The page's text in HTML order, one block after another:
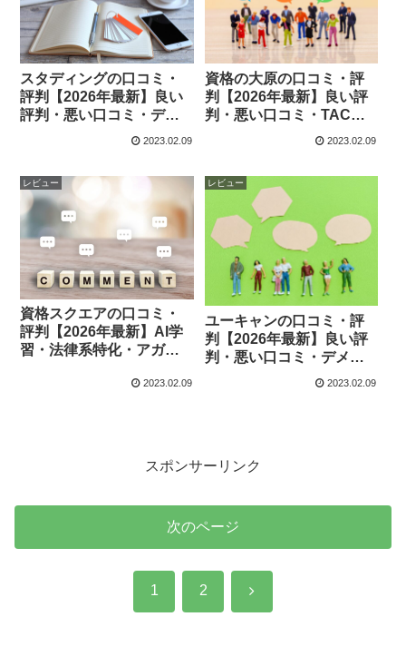
スタディングの口コミ・
評判【2026年最新】良い
評判・悪い口コミ・デメ
リットを中立的に解説
2023.02.09
資格の大原の口コミ・評
判【2026年最新】良い評
判・悪い口コミ・TAC比
較・おすすめな人を徹底
2023.02.09
レビュー
資格スクエアの口コミ・
評判【2026年最新】AI学
習・法律系特化・アガル
2023.02.09
レビュー
ユーキャンの口コミ・評
判【2026年最新】良い評
判・悪い口コミ・デメリ
ット・向いている人を徹
2023.02.09
スポンサーリンク
次のページ
1 2 次